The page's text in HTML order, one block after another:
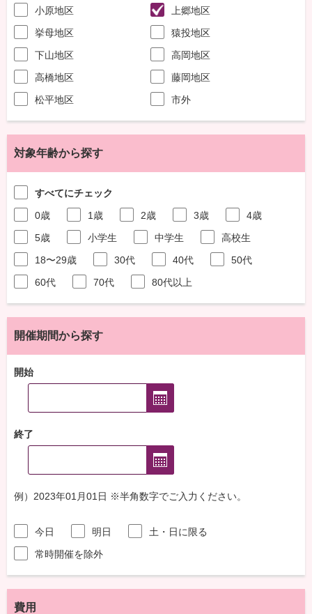
小原地区
上郷地区
挙母地区
猿投地区
下山地区
高岡地区
高橋地区
藤岡地区
松平地区
市外
対象年齢から探す
すべてにチェック
0歳
1歳 2歳 3歳
4歳
5歳
小学生 中学生
高校生
18〜29歳
30代 40代
50代
60代
70代 80代以上
開催期間から探す
開始
終了
例）2023年01月01日 ※半角数字でご入力ください。
今日 明日
土・日に限る
常時開催を除外
費用